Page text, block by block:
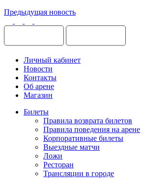
Предыдущая новость
Личный кабинет
Новости
Контакты
Об арене
Магазин
Билеты
Правила возврата билетов
Правила поведения на арене
Корпоративные билеты
Выездные матчи
Ложи
Ресторан
Трансляции в городе